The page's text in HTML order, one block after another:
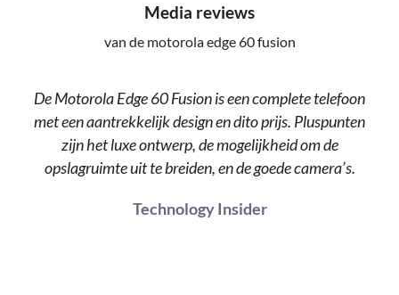
Media reviews
van de motorola edge 60 fusion
De Motorola Edge 60 Fusion is een complete telefoon
met een aantrekkelijk design en dito prijs. Pluspunten
zijn het luxe ontwerp, de mogelijkheid om de
opslagruimte uit te breiden, en de goede camera’s.
Technology Insider